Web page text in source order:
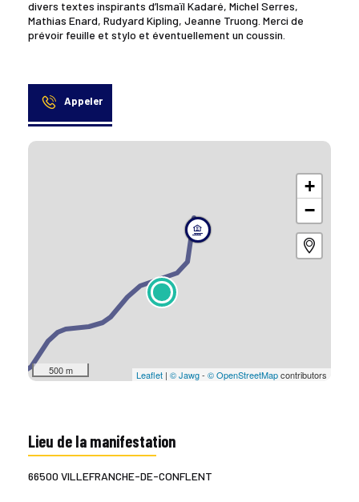
divers textes inspirants d’Ismaïl Kadaré, Michel Serres,
Mathias Enard, Rudyard Kipling, Jeanne Truong. Merci de
prévoir feuille et stylo et éventuellement un coussin.
Appeler
+
−
500 m Leaflet | © Jawg- © OpenStreetMapcontributors
Lieu de la manifestation
66500 VILLEFRANCHE-DE-CONFLENT